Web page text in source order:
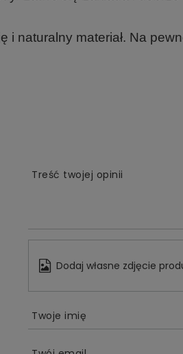
i naturalny materiał. Na
Treść twojej opinii
Dodaj własne zdjęcie
Twoje imię